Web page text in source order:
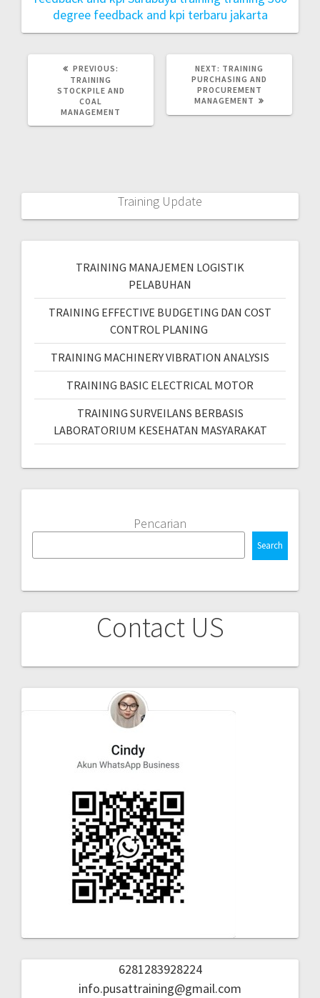
degree feedback and kpi terbaru jakarta
PREVIOUS:
TRAINING
STOCKPILE AND
COAL
MANAGEMENT
NEXT: TRAINING
PURCHASING AND
PROCUREMENT
MANAGEMENT
Training Update
TRAINING MANAJEMEN LOGISTIK
PELABUHAN
TRAINING EFFECTIVE BUDGETING DAN COST
CONTROL PLANING
TRAINING MACHINERY VIBRATION ANALYSIS
TRAINING BASIC ELECTRICAL MOTOR
TRAINING SURVEILANS BERBASIS
LABORATORIUM KESEHATAN MASYARAKAT
Pencarian
Search
Contact US
6281283928224
info.pusattraining@gmail.com